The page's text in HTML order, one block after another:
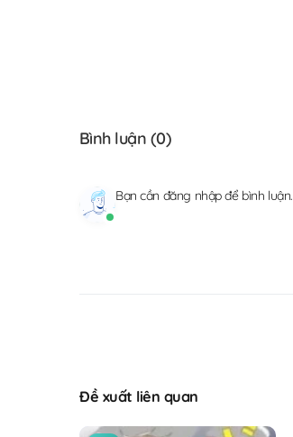
Bình luận (0)
Bạn cần đăng nhậpđể bình luận.
Đề xuất liên quan